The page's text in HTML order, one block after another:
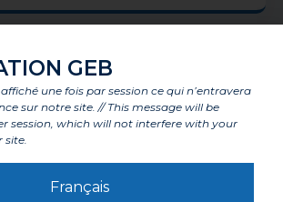
GEB
une fois par session ce qui n’entravera
sur notre site. // This message will be
session, which will not interfere with your
site.
Français